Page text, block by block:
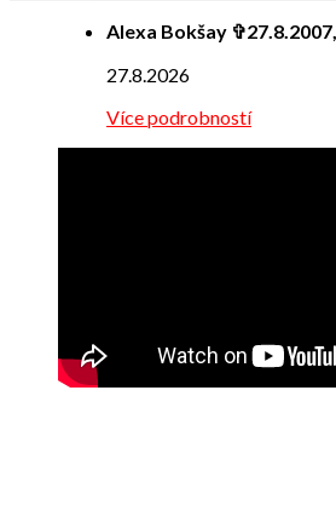
Alexa Bokšay
27.8.2026
Více podrobností